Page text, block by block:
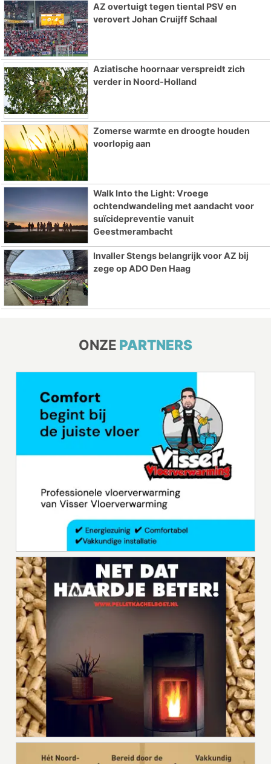
AZ overtuigt tegen tiental PSV en
verovert Johan Cruijff Schaal
Aziatische hoornaar verspreidt zich
verder in Noord-Holland
Zomerse warmte en droogte houden
voorlopig aan
Walk Into the Light: Vroege
ochtendwandeling met aandacht voor
suïcidepreventie vanuit
Geestmerambacht
Invaller Stengs belangrijk voor AZ bij
zege op ADO Den Haag
ONZE PARTNERS